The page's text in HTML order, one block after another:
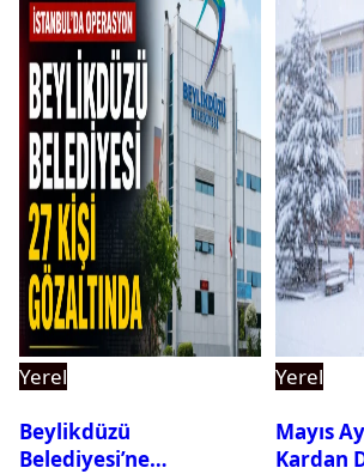
Yerel
Beylikdüzü
Belediyesi’ne
Yerel
Mayıs
Kardan